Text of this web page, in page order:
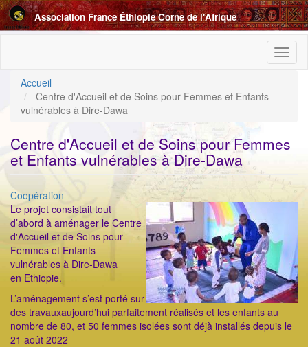
Aller
au
contenu
Association France Éthiopie Corne de l'Afrique
Accueil
Centre d'Accueil et de Soins pour Femmes et Enfants
vulnérables à Dire-Dawa
Centre d'Accueil et de Soins pour Femmes
et Enfants vulnérables à Dire-Dawa
Catégorie
Coopération
ImageenAvant
Le projet consistait tout
d’abord à aménager le Centre
d'Accueil et de Soins pour
Femmes et Enfants
vulnérables à Dire-Dawa
en Ethiopie.
L’aménagement s’est porté sur
des travauxaujourd’hui parfaitement réalisés et les enfants au
nombre de 80, et 50 femmes isolées sont déjà installés depuis le
21 août 2022